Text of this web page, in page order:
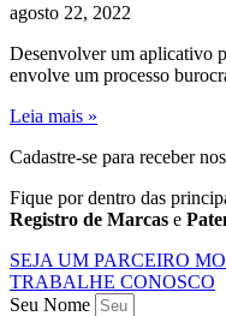
agosto 22, 2022
Desenvolver um aplicativo
envolve um processo
Leia mais »
Cadastre-se para receber
Fique por dentro das
Registro de Marcas e
SEJA UM PARCEIRO
TRABALHE CONOSCO
Seu Nome